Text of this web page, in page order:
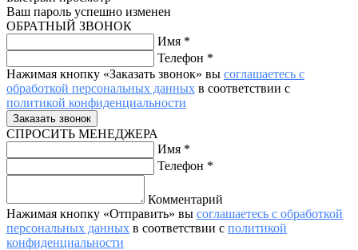
Ваш пароль успешно изменен
ОБРАТНЫЙ ЗВОНОК
Имя *
Телефон *
Нажимая кнопку «Заказать звонок» вы соглашаетесь с
обработкой персональных данных в соответствии с
политикой конфиденциальности
СПРОСИТЬ МЕНЕДЖЕРА
Имя *
Телефон *
Комментарий
Нажимая кнопку «Отправить» вы соглашаетесь с обработкой
персональных данных в соответствии с политикой
конфиденциальности